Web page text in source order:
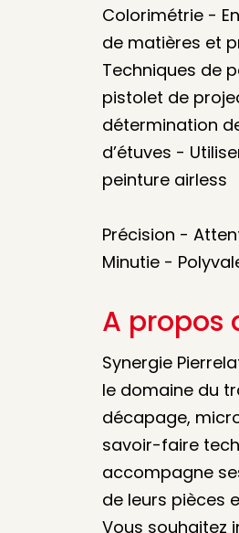
Colorimétrie -
de matières et
Techniques de
pistolet de
détermination
d’étuves -
peinture airless
Précision -
Minutie -
A propos
Synergie
le domaine du
décapage,
savoir-faire
accompagne
de leurs pièces
Vous souhaitez